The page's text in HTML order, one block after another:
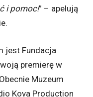
i pomoc!” – apelują
jest Fundacja
premierę w
Muzeum
Kova Production